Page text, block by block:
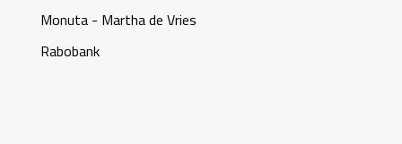
Monuta - Martha de Vries
Rabobank